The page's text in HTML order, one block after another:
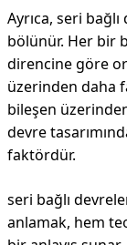
Ayrıca, seri
bölünür. Her bir
direncine göre
üzerinden daha
bileşen
devre
faktördür.
seri bağlı
anlamak, hem